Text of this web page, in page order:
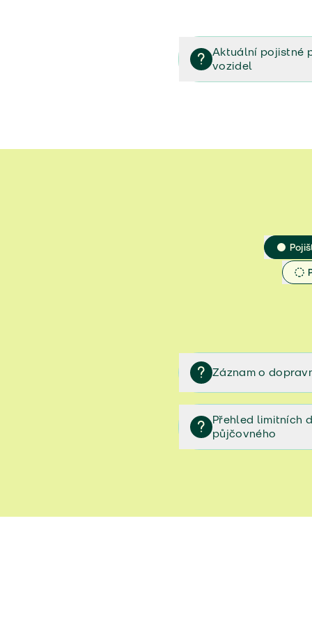
Aktuální pojistné
vozidel
Veřejný příslib -
Záznam o
Záznam o dopravní
Přehled limitních
půjčovného